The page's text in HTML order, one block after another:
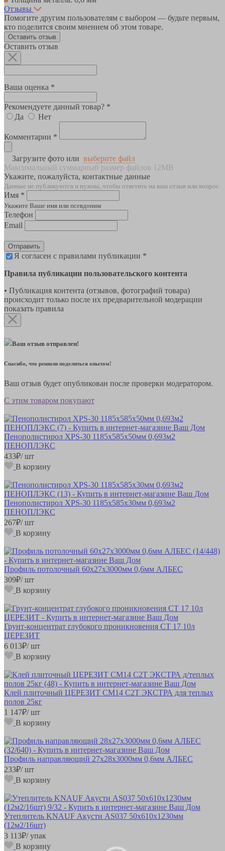
Отзывы
Помогите другим пользователям с выбором — будьте первым,
кто поделится своим мнением об этом товаре.
Оставить отзыв
Оставить отзыв
Ваша оценка *
Рекомендуете данный товар? *
Да
Нет
Комментарии *
Загрузите фото или выберите файл
Максимальный суммарный размер файлов 12MB
Укажите, пожалуйста, контактные данные
Данные не публикуются и нужны, чтобы ответить на ваш отзыв или вопрос
Имя *
Укажите Ваше имя или псевдоним
Телефон
Email
Отправить
Я согласен с правилами публикации *
Правила публикации пользовательского контента
• Публикация контента (отзывов, фотографий товара)
происходит только после их предварительной модерации
показать правила
Ваш отзыв отправлен!
Спасибо, что решили поделиться опытом!
Ваш отзыв будет опубликован после проверки модератором.
С этим товаром покупают
Пенополистирол XPS-30 1185х585х50мм 0,693м2
ПЕНОПЛЭКС
433₽/ шт
В корзину
Пенополистирол XPS-30 1185х585х30мм 0,693м2
ПЕНОПЛЭКС
267₽/ шт
В корзину
Профиль потолочный 60х27х3000мм 0,6мм АЛБЕС
309₽/ шт
В корзину
Грунт-концентрат глубокого проникновения CT 17 10л
ЦЕРЕЗИТ
6 013₽/ шт
В корзину
Клей плиточный ЦЕРЕЗИТ СМ14 C2T ЭКСТРА для теплых
полов 25кг
1 147₽/ шт
В корзину
Профиль направляющий 27х28х3000мм 0,6мм АЛБЕС
233₽/ шт
В корзину
Утеплитель KNAUF Акусти AS037 50х610х1230мм
(12м2/16шт)
3 113₽/ упак
В корзину